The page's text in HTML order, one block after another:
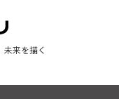
未来を描く